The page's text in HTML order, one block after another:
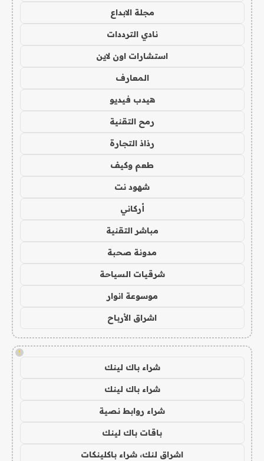
مجلة الابداع
نادي الترددات
استشارات اون لاين
المعارف
هيدب فيديو
رمح التقنية
رذاذ التجارة
طعم وكيف
شهود نت
أركاني
مباشر التقنية
مدونة صحبة
شرقيات السياحة
موسوعة انوار
اشراق الأرباح
!
شراء باك لينك
شراء باك لينك
شراء روابط نصية
باقات باك لينك
اشراق لنك، شراء باكلينكات